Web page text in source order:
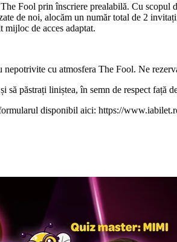
Fool prin înscriere prealabilă. Cu
de noi, alocăm un număr total de 2
de acces adaptat.
cu atmosfera The Fool. Ne
păstrați liniștea, în semn de respect față
disponibil aici: https://